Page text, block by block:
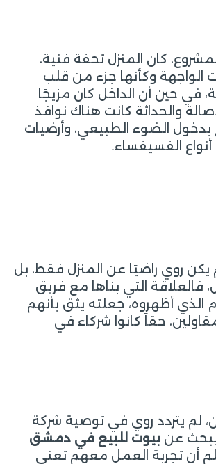
كان المنزل تحفة فنية،
الواجهة وكأنها جزء من قلب
في حين أن الداخل كان مزيجًا
والحداثة كانت هناك نوافذ
الضوء الطبيعي، وأرضيات
الفسيفساء.
يكن روي راضيًا عن المنزل فقط، بل
فالعلاقة التي بناها مع فريق
الذي أظهروه، جعلته يثق بأنهم
حقاً كانوا شركاء في
لم يتردد روي في توصية شركة
عن بيوت للبيع في دمشق
أن تجربة العمل معهم تعني